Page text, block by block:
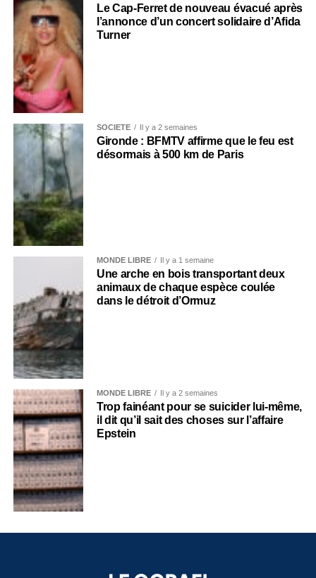
Le Cap-Ferret de nouveau évacué après
l’annonce d’un concert solidaire d’Afida
Turner
SOCIÉTÉ Il y a 2 semaines
Gironde : BFMTV affirme que le feu est
désormais à 500 km de Paris
MONDE LIBRE Il y a 1 semaine
Une arche en bois transportant deux
animaux de chaque espèce coulée
dans le détroit d’Ormuz
MONDE LIBRE Il y a 2 semaines
Trop fainéant pour se suicider lui-même,
il dit qu’il sait des choses sur l’affaire
Epstein